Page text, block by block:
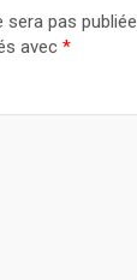
pas publiée.
avec *